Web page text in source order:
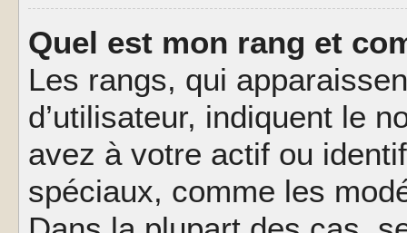
Quel est mon rang et
Les rangs, qui
d’utilisateur, indiquent le
avez à votre actif ou
spéciaux, comme les